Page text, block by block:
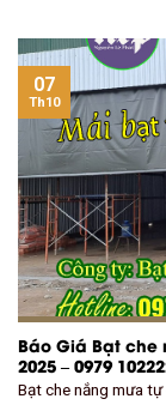
Báo Giá Bạt che
2025 – 0979
Bạt che nắng mưa
07
Th10